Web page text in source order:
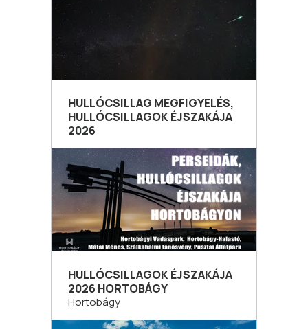
HULLÓCSILLAG MEGFIGYELÉS,
HULLÓCSILLAGOK ÉJSZAKÁJA
2026
HULLÓCSILLAGOK ÉJSZAKÁJA
2026 HORTOBÁGY
Hortobágy